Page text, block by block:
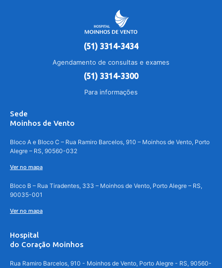
(51) 3314-3434
Agendamento de consultas e exames
(51) 3314-3300
Para informações
Sede
Moinhos de Vento
Bloco A e Bloco C – Rua Ramiro Barcelos, 910 – Moinhos de Vento, Porto
Alegre – RS, 90560-032
Ver no mapa
Bloco B – Rua Tiradentes, 333 – Moinhos de Vento, Porto Alegre – RS,
90035-001
Ver no mapa
Hospital
do Coração Moinhos
Rua Ramiro Barcelos, 910 - Moinhos de Vento, Porto Alegre - RS, 90560-